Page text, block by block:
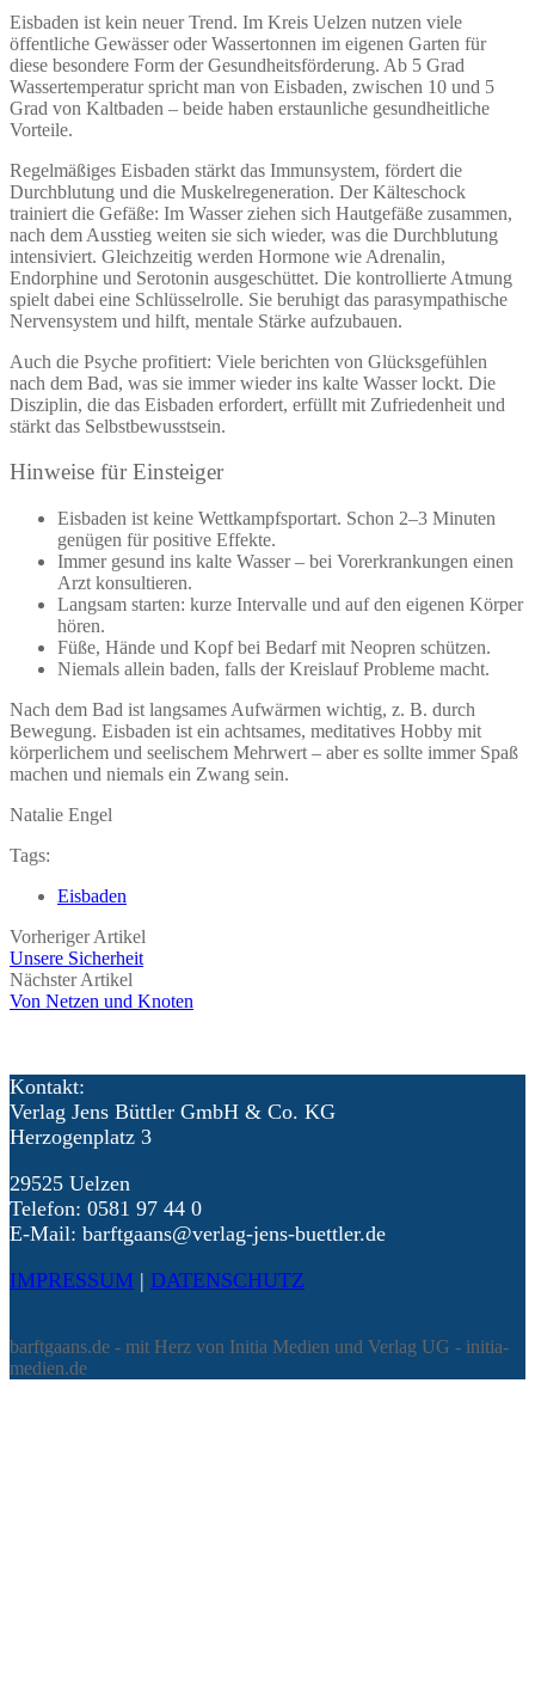
Eisbaden ist kein neuer Trend. Im Kreis Uelzen nutzen viele
öffentliche Gewässer oder Wassertonnen im eigenen Garten für
diese besondere Form der Gesundheitsförderung. Ab 5 Grad
Wassertemperatur spricht man von Eisbaden, zwischen 10 und 5
Grad von Kaltbaden – beide haben erstaunliche gesundheitliche
Vorteile.
Regelmäßiges Eisbaden stärkt das Immunsystem, fördert die
Durchblutung und die Muskelregeneration. Der Kälteschock
trainiert die Gefäße: Im Wasser ziehen sich Hautgefäße zusammen,
nach dem Ausstieg weiten sie sich wieder, was die Durchblutung
intensiviert. Gleichzeitig werden Hormone wie Adrenalin,
Endorphine und Serotonin ausgeschüttet. Die kontrollierte Atmung
spielt dabei eine Schlüsselrolle. Sie beruhigt das parasympathische
Nervensystem und hilft, mentale Stärke aufzubauen.
Auch die Psyche profitiert: Viele berichten von Glücksgefühlen
nach dem Bad, was sie immer wieder ins kalte Wasser lockt. Die
Disziplin, die das Eisbaden erfordert, erfüllt mit Zufriedenheit und
stärkt das Selbstbewusstsein.
Hinweise für Einsteiger
Eisbaden ist keine Wettkampfsportart. Schon 2–3 Minuten
genügen für positive Effekte.
Immer gesund ins kalte Wasser – bei Vorerkrankungen einen
Arzt konsultieren.
Langsam starten: kurze Intervalle und auf den eigenen Körper
hören.
Füße, Hände und Kopf bei Bedarf mit Neopren schützen.
Niemals allein baden, falls der Kreislauf Probleme macht.
Nach dem Bad ist langsames Aufwärmen wichtig, z. B. durch
Bewegung. Eisbaden ist ein achtsames, meditatives Hobby mit
körperlichem und seelischem Mehrwert – aber es sollte immer Spaß
machen und niemals ein Zwang sein.
Natalie Engel
Tags:
Eisbaden
Vorheriger Artikel
Unsere Sicherheit
Nächster Artikel
Von Netzen und Knoten
Kontakt:
Verlag Jens Büttler GmbH & Co. KG
Herzogenplatz 3
29525 Uelzen
Telefon: 0581 97 44 0
E-Mail: barftgaans@verlag-jens-buettler.de
IMPRESSUM | DATENSCHUTZ
barftgaans.de - mit Herz von Initia Medien und Verlag UG - initia-
medien.de